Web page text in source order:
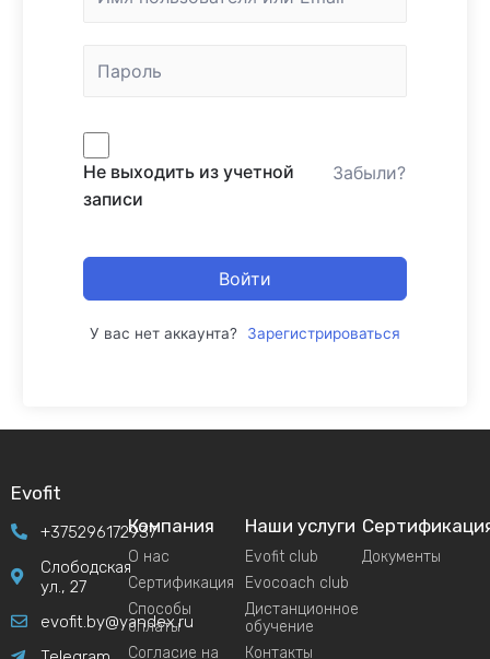
Не выходить из учетной
записи
Забыли?
Войти
У вас нет аккаунта? Зарегистрироваться
Evofit
+375296172937
Слободская
ул., 27
evofit.by@yandex.ru
Компания
О нас
Сертификация
Способы
оплаты
Согласие на
Наши услуги
Evofit club
Evocoach club
Дистанционное
обучение
Контакты
Документы